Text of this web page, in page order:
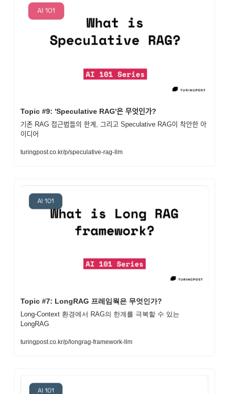
Topic #9: 'Speculative RAG'은 무엇인가?
기존 RAG 접근법들의 한계, 그리고 Speculative RAG이 착안한 아
이디어
turingpost.co.kr/p/speculative-rag-llm
Topic #7: LongRAG 프레임웍은 무엇인가?
Long-Context 환경에서 RAG의 한계를 극복할 수 있는
LongRAG
turingpost.co.kr/p/longrag-framework-llm